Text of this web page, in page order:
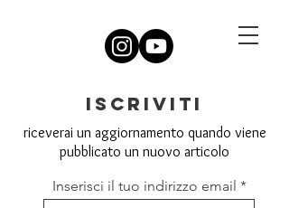
iscriviti
riceverai un aggiornamento quando viene
pubblicato un nuovo articolo
Inserisci il tuo indirizzo email